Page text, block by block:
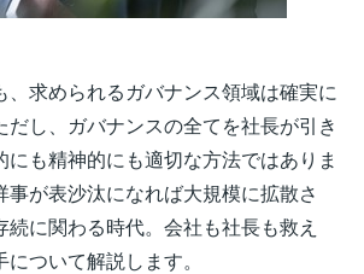
、求められるガバナンス領域は確実に
だし、ガバナンスの全てを社長が引き
にも精神的にも適切な方法ではありま
事が表沙汰になれば大規模に拡散さ
続に関わる時代。会社も社長も救え
ついて解説します。